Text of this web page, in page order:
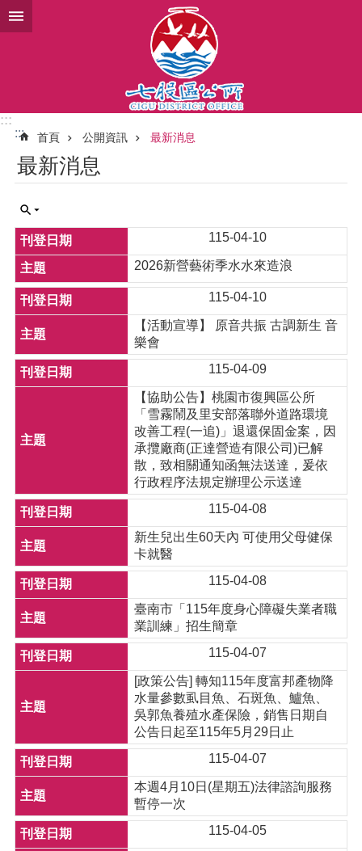
跳到主要內容區塊
:::
:::
首頁 公開資訊 最新消息
最新消息
115-04-10
2026新營藝術季水水來造浪
115-04-10
【活動宣導】 原音共振 古調新生 音
樂會
115-04-09
【協助公告】桃園市復興區公所
「雪霧鬧及里安部落聯外道路環境
改善工程(一追)」退還保固金案，因
承攬廠商(正達營造有限公司)已解
散，致相關通知函無法送達，爰依
行政程序法規定辦理公示送達
115-04-08
新生兒出生60天內 可使用父母健保
卡就醫
115-04-08
臺南市「115年度身心障礙失業者職
業訓練」招生簡章
115-04-07
[政策公告] 轉知115年度富邦產物降
水量參數虱目魚、石斑魚、鱸魚、
吳郭魚養殖水產保險，銷售日期自
公告日起至115年5月29日止
115-04-07
本週4月10日(星期五)法律諮詢服務
暫停一次
115-04-05